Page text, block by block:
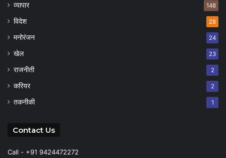
व्यापार 148
विदेश 28
मनोरंजन 24
खेल 23
राजनीती 2
करियर 2
तकनीकी 1
Contact Us
Call - +91 9424472272